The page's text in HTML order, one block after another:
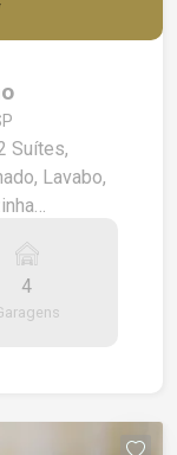
Suítes,
Lavabo,
4